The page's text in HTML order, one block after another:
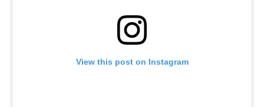
View this post on Instagram